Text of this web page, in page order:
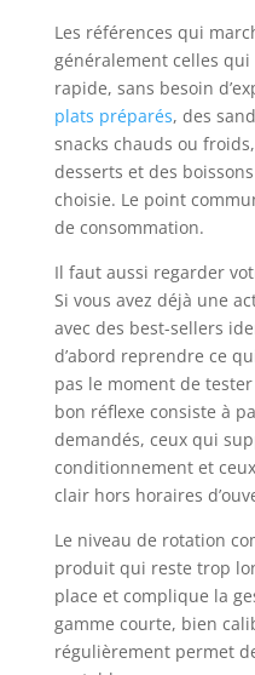
Les références qui
généralement celles
rapide, sans besoin
plats préparés, des
snacks chauds ou
desserts et des
choisie. Le point
de consommation.
Il faut aussi regarder
Si vous avez déjà une
avec des best-sellers
d’abord reprendre ce
pas le moment de
bon réflexe consiste à
demandés, ceux qui
conditionnement et
clair hors horaires
Le niveau de rotation
produit qui reste trop
place et complique la
gamme courte, bien
régulièrement permet